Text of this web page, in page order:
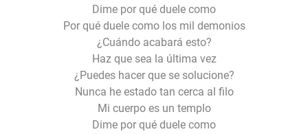
Dime por qué duele como
Por qué duele como los mil demonios
¿Cuándo acabará esto?
Haz que sea la última vez
¿Puedes hacer que se solucione?
Nunca he estado tan cerca al filo
Mi cuerpo es un templo
Dime por qué duele como